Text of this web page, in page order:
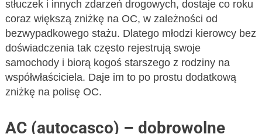
stłuczek i innych zdarzeń drogowych, dostaje co roku
coraz większą zniżkę na OC, w zależności od
bezwypadkowego stażu. Dlatego młodzi kierowcy bez
doświadczenia tak często rejestrują swoje
samochody i biorą kogoś starszego z rodziny na
współwłaściciela. Daje im to po prostu dodatkową
zniżkę na polisę OC.
AC (autocasco) – dobrowolne